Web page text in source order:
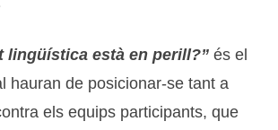
lingüística està en perill?” és el
hauran de posicionar-se tant a
els equips participants, que